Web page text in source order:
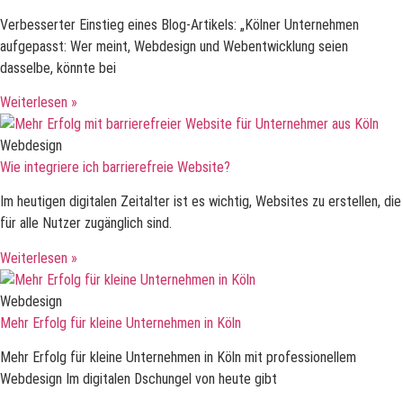
Verbesserter Einstieg eines Blog-Artikels: „Kölner Unternehmen
aufgepasst: Wer meint, Webdesign und Webentwicklung seien
dasselbe, könnte bei
Weiterlesen »
Webdesign
Wie integriere ich barrierefreie Website?
Im heutigen digitalen Zeitalter ist es wichtig, Websites zu erstellen, die
für alle Nutzer zugänglich sind.
Weiterlesen »
Webdesign
Mehr Erfolg für kleine Unternehmen in Köln
Mehr Erfolg für kleine Unternehmen in Köln mit professionellem
Webdesign Im digitalen Dschungel von heute gibt